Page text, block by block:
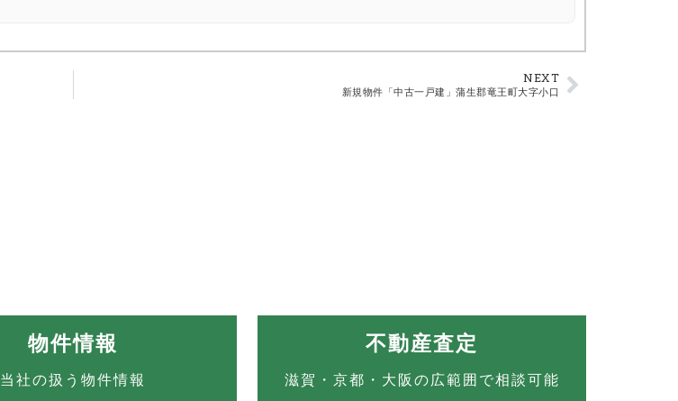
NEXT
新規物件「中古一戸建」蒲生郡竜王町大字小口
物件情報
当社の扱う物件情報
不動産査定
滋賀・京都・大阪の広範囲で相談可能